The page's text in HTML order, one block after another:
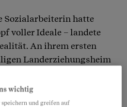
Sozialarbeiterin hatte
voller Ideale – landete
An ihrem ersten
Landerziehungsheim
das ihr noch 44
Ausgerechnet in
wichtig
speichern und greifen auf